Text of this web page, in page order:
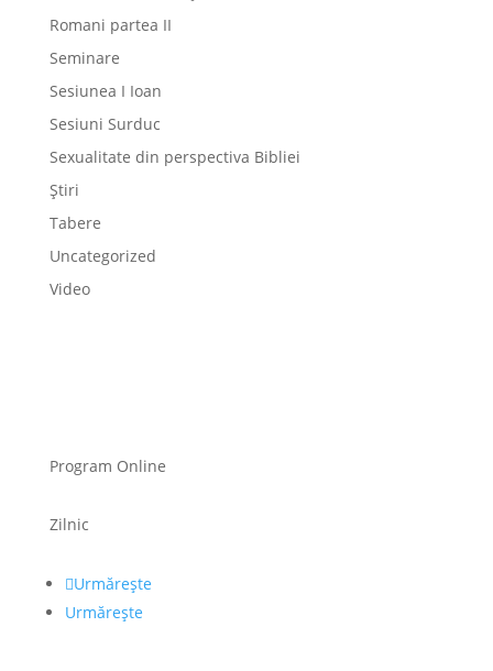
Romani partea II
Seminare
Sesiunea I Ioan
Sesiuni Surduc
Sexualitate din perspectiva Bibliei
Știri
Tabere
Uncategorized
Video
Program Online
Zilnic
Urmărește
Urmărește